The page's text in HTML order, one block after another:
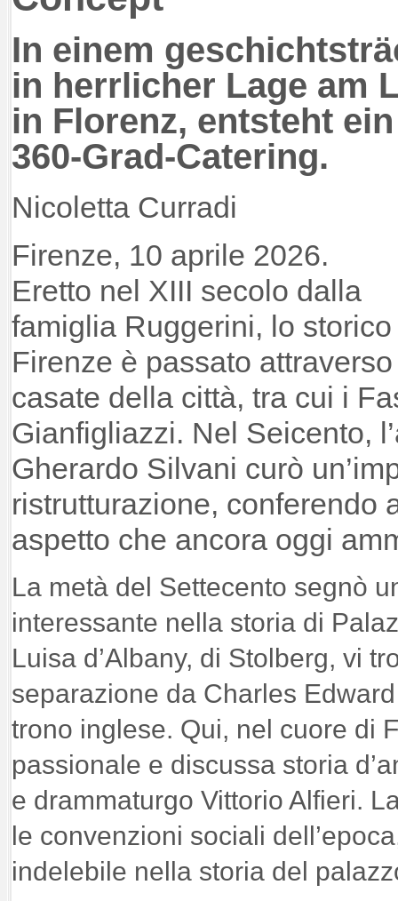
In einem
in herrlicher Lage am
in Florenz, entsteht
360-Grad-Catering.
Nicoletta Curradi
Firenze, 10 aprile 2026.
Eretto nel XIII secolo dalla
famiglia Ruggerini, lo
Firenze è passato
casate della città, tra cui i
Gianfigliazzi. Nel Seicento,
Gherardo Silvani curò
ristrutturazione, conferendo
aspetto che ancora oggi
La metà del Settecento segnò
interessante nella storia di
Luisa d’Albany, di Stolberg, vi
separazione da Charles
trono inglese. Qui, nel cuore di
passionale e discussa storia
e drammaturgo Vittorio Alfieri.
le convenzioni sociali
indelebile nella storia del